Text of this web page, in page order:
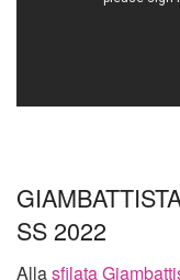
SS 2022
Allasfilata